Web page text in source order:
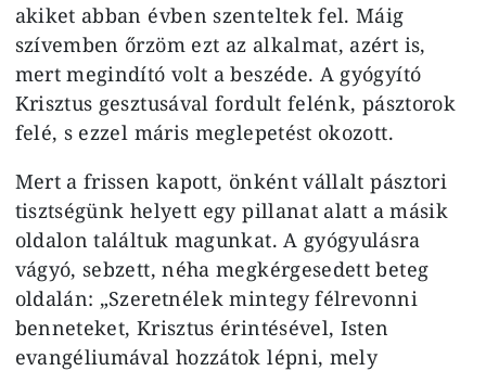
akiket abban évben szenteltek fel. Máig
szívemben őrzöm ezt az alkalmat, azért is,
mert megindító volt a beszéde. A gyógyító
Krisztus gesztusával fordult felénk, pásztorok
felé, s ezzel máris meglepetést okozott.
Mert a frissen kapott, önként vállalt pásztori
tisztségünk helyett egy pillanat alatt a másik
oldalon találtuk magunkat. A gyógyulásra
vágyó, sebzett, néha megkérgesedett beteg
oldalán: „Szeretnélek mintegy félrevonni
benneteket, Krisztus érintésével, Isten
evangéliumával hozzátok lépni, mely